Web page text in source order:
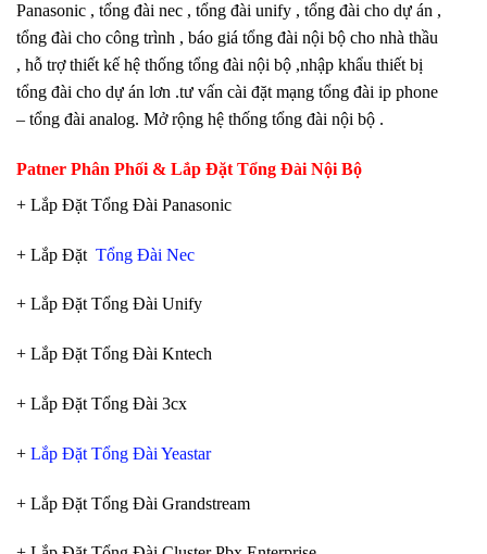
Panasonic , tổng đài nec , tổng đài unify , tổng đài cho dự án ,
tổng đài cho công trình , báo giá tổng đài nội bộ cho nhà thầu
, hỗ trợ thiết kế hệ thống tổng đài nội bộ ,nhập khẩu thiết bị
tổng đài cho dự án lơn .tư vấn cài đặt mạng tổng đài ip phone
– tổng đài analog. Mở rộng hệ thống tổng đài nội bộ .
Patner Phân Phối & Lắp Đặt Tổng Đài Nội Bộ
+ Lắp Đặt Tổng Đài Panasonic
+ Lắp Đặt Tổng Đài Nec
+ Lắp Đặt Tổng Đài Unify
+ Lắp Đặt Tổng Đài Kntech
+ Lắp Đặt Tổng Đài 3cx
+ Lắp Đặt Tổng Đài Yeastar
+ Lắp Đặt Tổng Đài Grandstream